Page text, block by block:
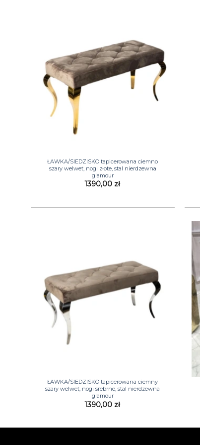
ŁAWKA/SIEDZISKO tapicerowana ciemno
szary welwet, nogi złote, stal nierdzewna
glamour
1390,00 zł
ŁAWKA/SIEDZISKO tapicerowana ciemny
szary welwet, nogi srebrne, stal nierdzewna
glamour
1390,00 zł